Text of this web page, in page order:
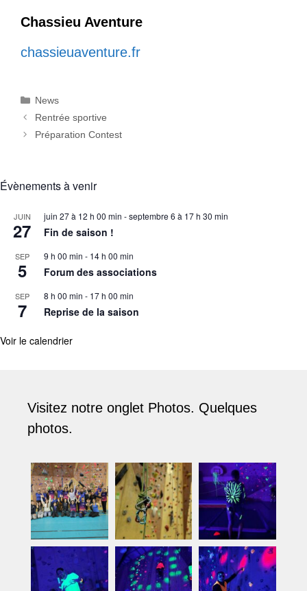
Chassieu Aventure
chassieuaventure.fr
Catégories
News
Rentrée sportive
Préparation Contest
Évènements à venir
JUIN
27
juin 27 à 12 h 00 min -septembre 6 à 17 h 30 min
Fin de saison !
SEP
5
9 h 00 min - 14 h 00 min
Forum des associations
SEP
7
8 h 00 min - 17 h 00 min
Reprise de la saison
Voir le calendrier
Visitez notre onglet Photos. Quelques
photos.